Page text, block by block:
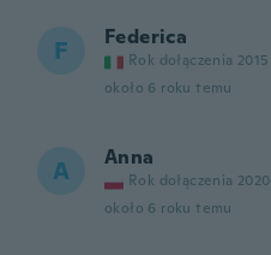
F Federica
Rok dołączenia 2015
około 6 roku temu
A Anna
Rok dołączenia 2020
około 6 roku temu